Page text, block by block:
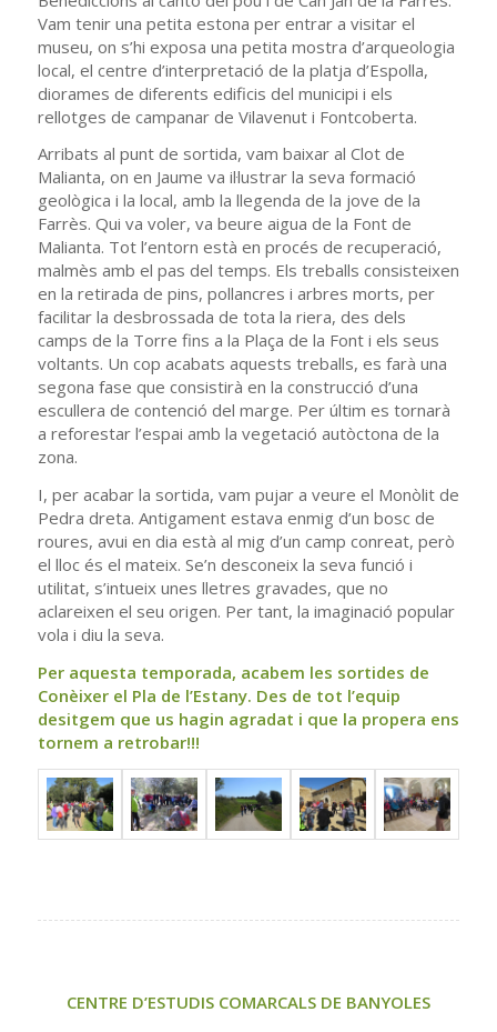
Vam tenir una petita estona per entrar a visitar el
museu, on s’hi exposa una petita mostra d’arqueologia
local, el centre d’interpretació de la platja d’Espolla,
diorames de diferents edificis del municipi i els
rellotges de campanar de Vilavenut i Fontcoberta.
Arribats al punt de sortida, vam baixar al Clot de
Malianta, on en Jaume va il·lustrar la seva formació
geològica i la local, amb la llegenda de la jove de la
Farrès. Qui va voler, va beure aigua de la Font de
Malianta. Tot l’entorn està en procés de recuperació,
malmès amb el pas del temps. Els treballs consisteixen
en la retirada de pins, pollancres i arbres morts, per
facilitar la desbrossada de tota la riera, des dels
camps de la Torre fins a la Plaça de la Font i els seus
voltants. Un cop acabats aquests treballs, es farà una
segona fase que consistirà en la construcció d’una
escullera de contenció del marge. Per últim es tornarà
a reforestar l’espai amb la vegetació autòctona de la
zona.
I, per acabar la sortida, vam pujar a veure el Monòlit de
Pedra dreta. Antigament estava enmig d’un bosc de
roures, avui en dia està al mig d’un camp conreat, però
el lloc és el mateix. Se’n desconeix la seva funció i
utilitat, s’intueix unes lletres gravades, que no
aclareixen el seu origen. Per tant, la imaginació popular
vola i diu la seva.
Per aquesta temporada, acabem les sortides de
Conèixer el Pla de l’Estany. Des de tot l’equip
desitgem que us hagin agradat i que la propera ens
tornem a retrobar!!!
CENTRE D’ESTUDIS COMARCALS DE BANYOLES